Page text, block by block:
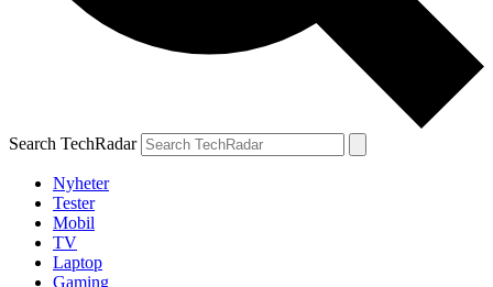
Search TechRadar
Nyheter
Tester
Mobil
TV
Laptop
Gaming